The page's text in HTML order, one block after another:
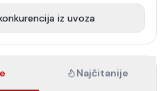
iz uvoza
Najčitanije